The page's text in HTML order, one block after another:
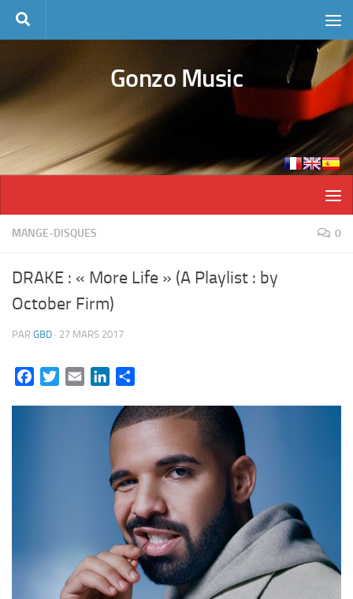
Skip to content
Gonzo Music
MANGE-DISQUES 0
DRAKE : « More Life » (A Playlist : by
October Firm)
PAR GBD · 27 MARS 2017
FacebookTwitterEmail LinkedIn